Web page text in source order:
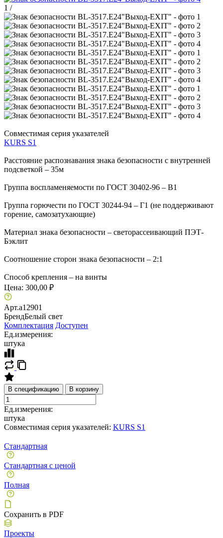
1 /
Совместимая серия указателей
KURS S1
Расстояние распознавания знака безопасности с внутренней
подсветкой – 35м
Группа воспламеняемости по ГОСТ 30402-96 – В1
Группа горючести по ГОСТ 30244-94 – Г1 (не поддерживают
горение, самозатухающие)
Материал знака безопасности – светорассеивающий ПЭТ-
Бэклит
Соотношение сторон знака безопасности – 2:1
Способ крепления – на винты
Цена: 300,00 ₽
Арт.a12901
БрендБелый свет
Комплектация Доступен
Ед.измерения:
штука
В спецификацию В корзину
Ед.измерения:
штука
Совместимая серия указателей: KURS S1
Стандартная
Стандартная с ценой
Полная
Сохранить в PDF
Проекты